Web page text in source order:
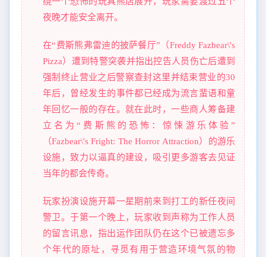
夜晚才能安全离开。
在“费斯熊弗雷迪的披萨餐厅”（Freddy Fazbear\'s
Pizza）遭到特警突袭并指出控告人员伤亡后遭到
强制终止营业之后警察查封这里并结束营业的30
年后，曾经发生的事件都已经成为流言蜚语和童
年回忆一般的存在。就在此时，一些商人筹备建
立名为“费斯熊的恐怖：惊悚游乐体验”
（Fazbear\'s Fright: The Horror Attraction）的游乐
设施，致力以逼真的建设，吸引更多游客去见证
当年的都会传奇。
玩家扮演设施开幕一星期前来到打工的新任夜间
警卫。于第一个晚上，玩家收到声称为工作人员
的留言讯息，指出运作团队仍在这个已被遗忘多
个年代的原址，寻觅有用于营造环境气氛的物